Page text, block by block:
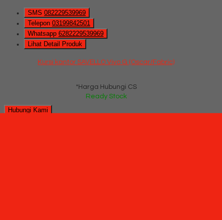
SMS 082229539969
Telepon 03199842501
Whatsapp 6282229539969
Lihat Detail Produk
Kursi kantor SAVELLO Vivo G (Oscar/Fabric)
*Harga Hubungi CS
Ready Stock
Hubungi Kami